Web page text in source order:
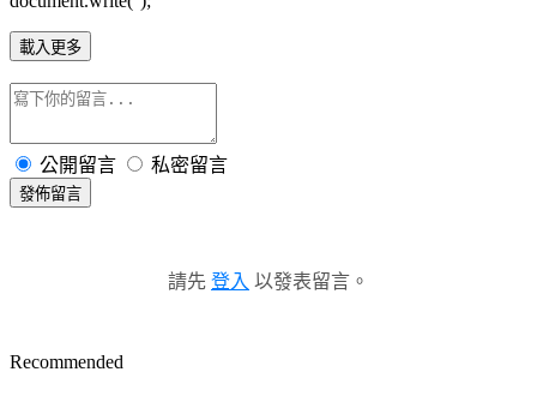
載入更多
公開留言 私密留言
發佈留言
請先 登入 以發表留言。
Recommended